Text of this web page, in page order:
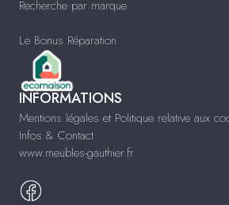
Recherche par marque
Le Bonus Réparation
INFORMATIONS
Mentions légales et Politique relative aux
Infos & Contact
www.meubles-gauthier.fr